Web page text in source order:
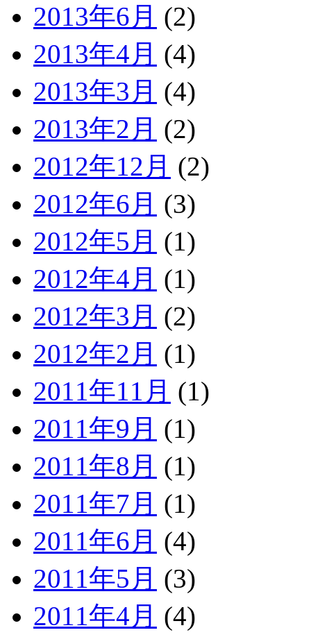
2013年6月 (2)
2013年4月 (4)
2013年3月 (4)
2013年2月 (2)
2012年12月 (2)
2012年6月 (3)
2012年5月 (1)
2012年4月 (1)
2012年3月 (2)
2012年2月 (1)
2011年11月 (1)
2011年9月 (1)
2011年8月 (1)
2011年7月 (1)
2011年6月 (4)
2011年5月 (3)
2011年4月 (4)